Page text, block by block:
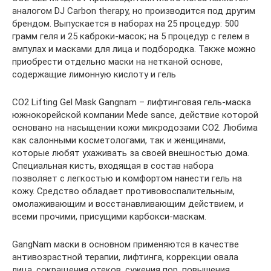
аналогом DJ Carbon therapy, но производится под другим
брендом. Выпускается в наборах на 25 процедур: 500
грамм геля и 25 каброки-масок; на 5 процедур с гелем в
ампулах и масками для лица и подбородка. Также можно
приобрести отдельно маски на нетканой основе,
содержащие лимонную кислоту и гель
CO2 Lifting Gel Mask Gangnam – лифтинговая гель-маска
южнокорейской компании Mede sance, действие которой
основано на насыщении кожи микродозами СО2. Любима
как салонными косметологами, так и женщинами,
которые любят ухаживать за своей внешностью дома.
Специальная кисть, входящая в состав набора
позволяет с легкостью и комфортом нанести гель на
кожу. Средство обладает противовоспалительным,
омолаживающим и восстанавливающим действием, и
всеми прочими, присущими карбокси-маскам.
GangNam маски в основном применяются в качестве
антивозрастной терапии, лифтинга, коррекции овала